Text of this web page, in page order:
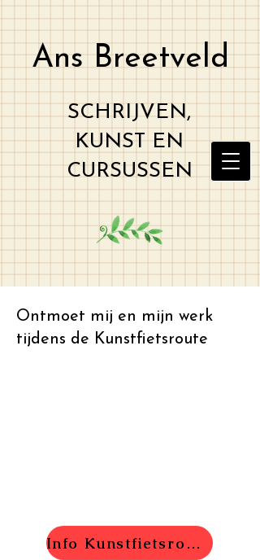
Ans Breetveld
SCHRIJVEN,
KUNST EN
CURSUSSEN
Ontmoet mij en mijn werk
tijdens de Kunstfietsroute
Info Kunstfietsroute